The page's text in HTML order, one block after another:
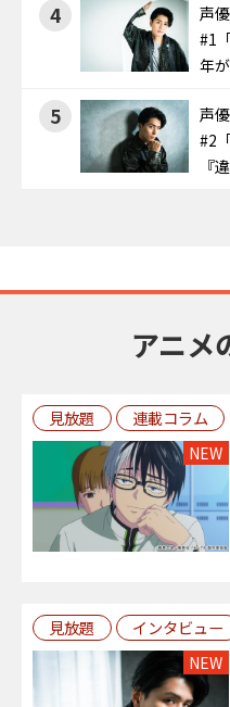
4
声
#1
年
5
声
#2
『
アニメ
見放題 連載コラム
NEW
見放題 インタビュー
NEW